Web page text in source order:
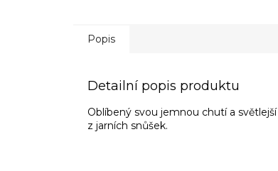
Popis
Detailní popis produktu
Oblíbený svou jemnou chutí a
z jarních snůšek.